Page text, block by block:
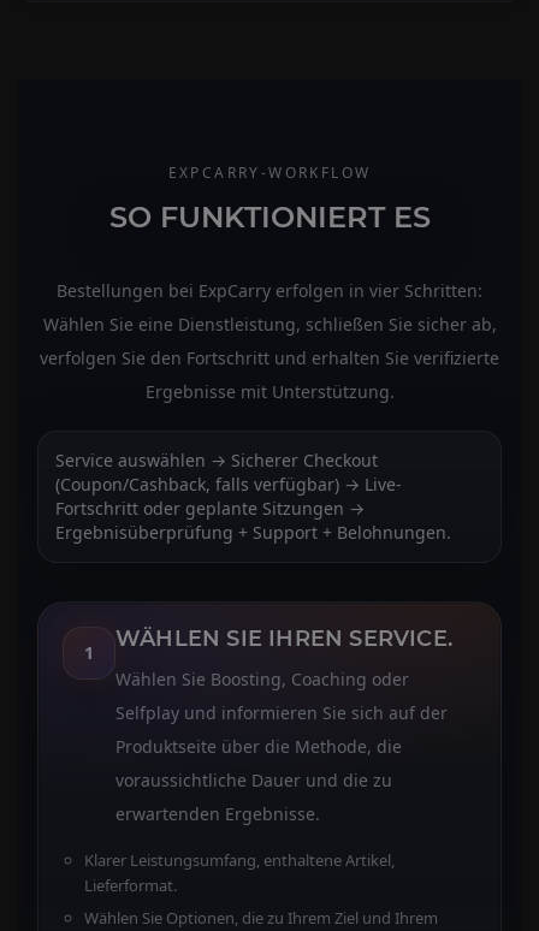
EXPCARRY-WORKFLOW
SO FUNKTIONIERT ES
Bestellungen bei ExpCarry erfolgen in vier Schritten:
Wählen Sie eine Dienstleistung, schließen Sie sicher ab,
verfolgen Sie den Fortschritt und erhalten Sie verifizierte
Ergebnisse mit Unterstützung.
Service auswählen → Sicherer Checkout
(Coupon/Cashback, falls verfügbar) → Live-
Fortschritt oder geplante Sitzungen →
Ergebnisüberprüfung + Support + Belohnungen.
1
WÄHLEN SIE IHREN SERVICE.
Wählen Sie Boosting, Coaching oder
Selfplay und informieren Sie sich auf der
Produktseite über die Methode, die
voraussichtliche Dauer und die zu
erwartenden Ergebnisse.
Klarer Leistungsumfang, enthaltene Artikel,
Lieferformat.
Wählen Sie Optionen, die zu Ihrem Ziel und Ihrem